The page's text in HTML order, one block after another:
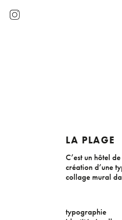
LA PLAGE
C’est un hôtel
création d’une
collage mural
typographie